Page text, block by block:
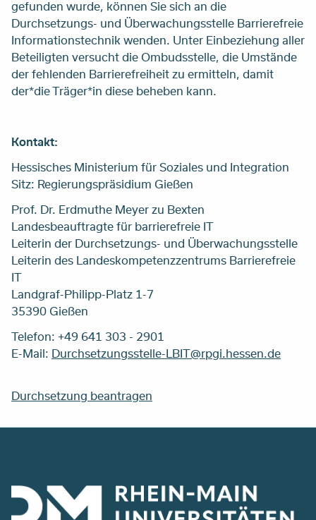
gefunden wurde, können Sie sich an die
Durchsetzungs- und Überwachungsstelle Barrierefreie
Informationstechnik wenden. Unter Einbeziehung aller
Beteiligten versucht die Ombudsstelle, die Umstände
der fehlenden Barrierefreiheit zu ermitteln, damit
der*die Träger*in diese beheben kann.
Kontakt:
Hessisches Ministerium für Soziales und Integration
Sitz: Regierungspräsidium Gießen
Prof. Dr. Erdmuthe Meyer zu Bexten
Landesbeauftragte für barrierefreie IT
Leiterin der Durchsetzungs- und Überwachungsstelle
Leiterin des Landeskompetenzzentrums Barrierefreie
IT
Landgraf-Philipp-Platz 1-7
35390 Gießen
Telefon: +49 641 303 - 2901
E-Mail: Durchsetzungsstelle-LBIT@rpgi.hessen.de
Durchsetzung beantragen